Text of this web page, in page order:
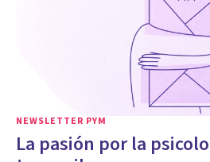
NEWSLETTER PYM
La pasión por la